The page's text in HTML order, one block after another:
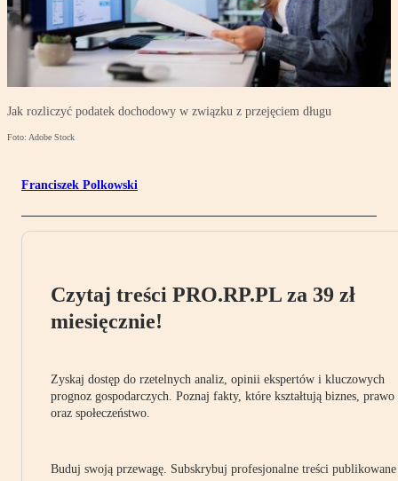
Jak rozliczyć podatek dochodowy w związku z przejęciem długu
Foto: Adobe Stock
Franciszek Polkowski
Czytaj treści PRO.RP.PL za 39 zł
miesięcznie!
Zyskaj dostęp do rzetelnych analiz, opinii ekspertów i kluczowych
prognoz gospodarczych. Poznaj fakty, które kształtują biznes, prawo
oraz społeczeństwo.
Buduj swoją przewagę. Subskrybuj profesjonalne treści publikowane